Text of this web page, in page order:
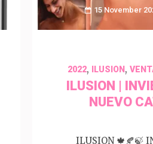
15 November
2022, ILUSION,
ILUSION |
NUEVO
ILUSION 🍁🍂🍃